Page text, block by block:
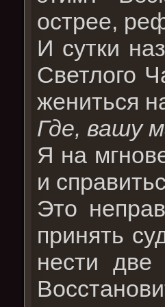
острее,
И сутки
Светлого
жениться
Где, вашу
Я на
и
Это
принять
нести две